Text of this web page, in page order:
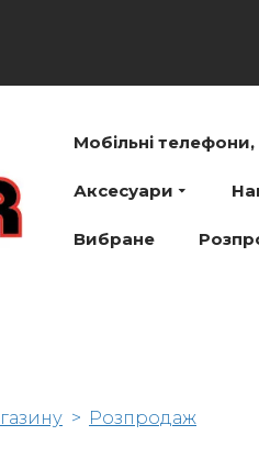
Мобільні
Аксесуари
Вибране
Розпродаж